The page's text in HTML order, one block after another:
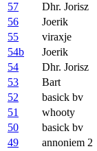
57
Dhr. Jorisz
56
Joerik
55
viraxje
54b
Joerik
54
Dhr. Jorisz
53
Bart
52
basick bv
51
whooty
50
basick bv
49
annoniem 2